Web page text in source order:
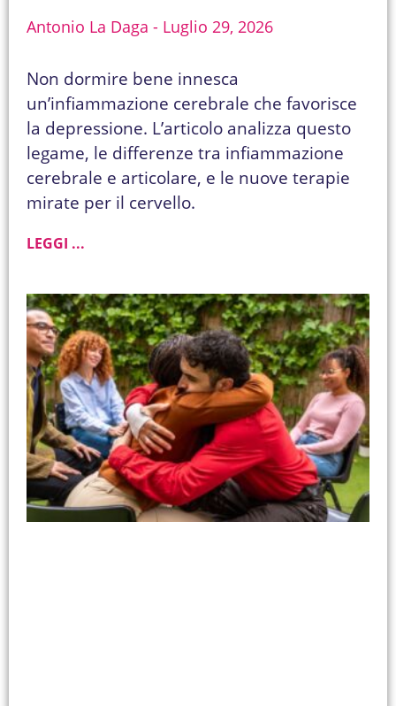
Antonio La Daga Luglio 29, 2026
Non dormire bene innesca
un’infiammazione cerebrale che favorisce
la depressione. L’articolo analizza questo
legame, le differenze tra infiammazione
cerebrale e articolare, e le nuove terapie
mirate per il cervello.
LEGGI ...